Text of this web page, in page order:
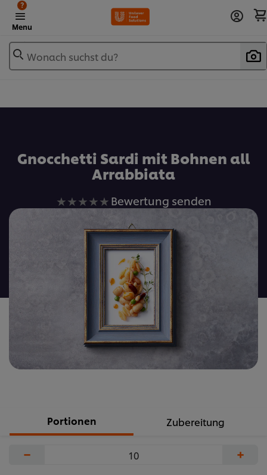
Menu
?
Wonach suchst du?
Gnocchetti Sardi mit Bohnen all
Arrabbiata
Keine
für
dieses
recipe
abgegeben
Bewertung senden
Portionen Zubereitung
− +